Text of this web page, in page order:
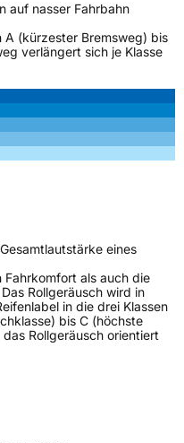
auf nasser Fahrbahn
A (kürzester Bremsweg) bis
verlängert sich je Klasse
eines
Fahrkomfort als auch die
Rollgeräusch wird in
in die drei Klassen
bis C (höchste
Rollgeräusch orientiert